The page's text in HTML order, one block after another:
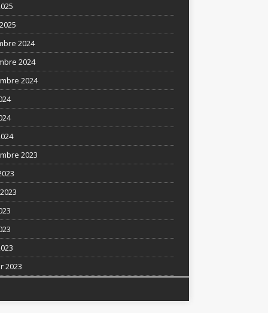
2024
2024
2024
2023
2023